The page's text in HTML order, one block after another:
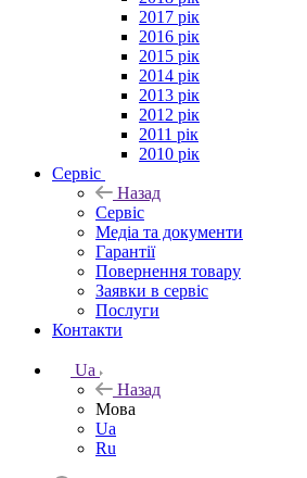
2017 рік
2016 рік
2015 рік
2014 рік
2013 рік
2012 рік
2011 рік
2010 рік
Сервіс
Назад
Сервіс
Медіа та документи
Гарантії
Повернення товару
Заявки в сервіс
Послуги
Контакти
Ua
Назад
Мова
Ua
Ru